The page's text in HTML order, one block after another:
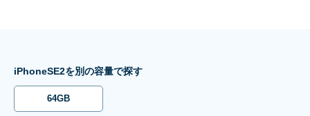
iPhoneSE2を別の容量で探す
64GB